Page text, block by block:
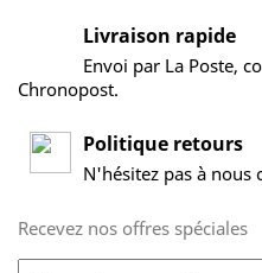
Livraison rapide
Envoi par La Poste,
Chronopost.
Politique retours
N'hésitez pas à nous
Recevez nos offres spéciales